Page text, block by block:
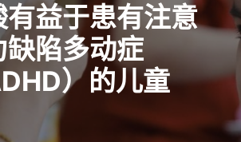
有益于患有注意
缺陷多动症
）的儿童